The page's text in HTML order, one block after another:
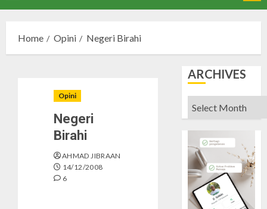
Menu
Home Opini Negeri Birahi
Opini
Negeri
Birahi
AHMAD JIBRAAN
14/12/2008
6
ARCHIVES
Archives